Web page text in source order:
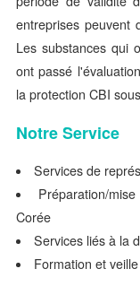
entreprises peuvent
Les substances qui
ont passé
la protection CBI
Notre Service
Services de
Préparation/
Corée
Services liés à la
Formation et